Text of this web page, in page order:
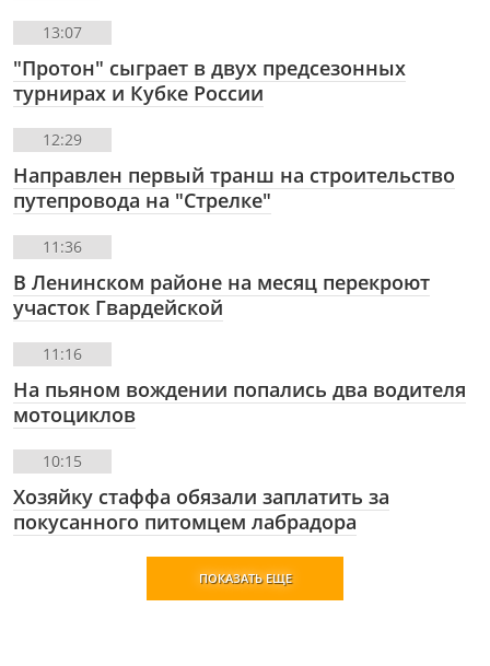
13:07
"Протон" сыграет в двух предсезонных
турнирах и Кубке России
12:29
Направлен первый транш на строительство
путепровода на "Стрелке"
11:36
В Ленинском районе на месяц перекроют
участок Гвардейской
11:16
На пьяном вождении попались два водителя
мотоциклов
10:15
Хозяйку стаффа обязали заплатить за
покусанного питомцем лабрадора
ПОКАЗАТЬ ЕЩЕ